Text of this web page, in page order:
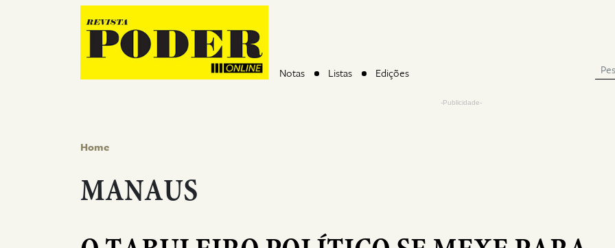
Notas Listas Edições
-Publicidade-
Home
MANAUS